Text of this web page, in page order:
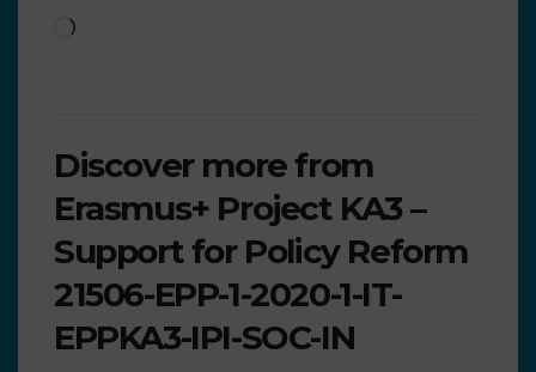
Discover more from
Erasmus+ Project KA3 –
Support for Policy Reform
21506-EPP-1-2020-1-IT-
EPPKA3-IPI-SOC-IN